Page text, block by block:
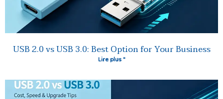
USB 2.0 vs USB 3.0: Best Option for Your Business
Lire plus "